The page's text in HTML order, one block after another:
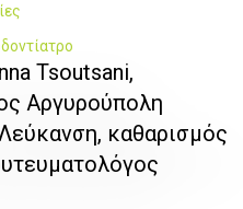
Tsoutsani,
Αργυρούπολη
καθαρισμός